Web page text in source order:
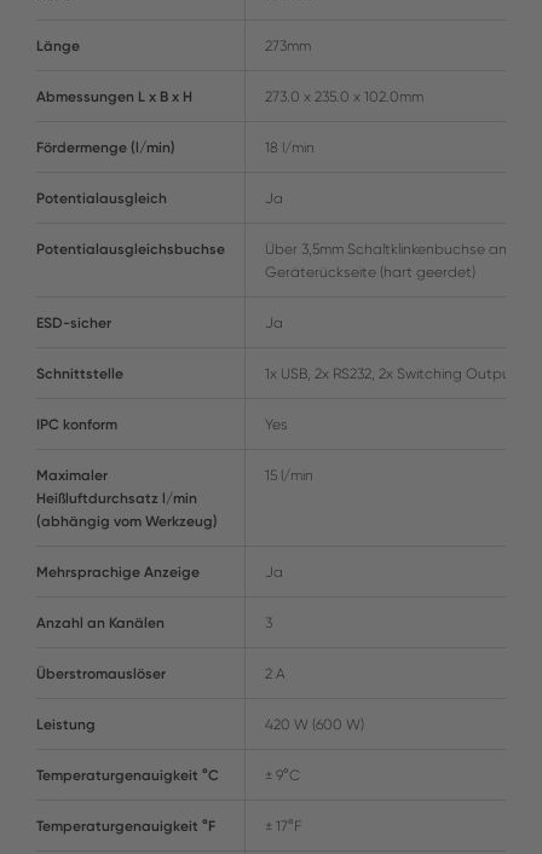
Länge 273mm
Abmessungen L x B x H 273.0 x 235.0 x 102.0mm
Fördermenge (l/min) 18 l/min
Potentialausgleich Ja
Potentialausgleichsbuchse
Über 3,5mm Schaltklinkenbuchse an der
Geräterückseite (hart geerdet)
ESD-sicher Ja
Schnittstelle 1x USB, 2x RS232, 2x Switching Output
IPC konform Yes
Maximaler
Heißluftdurchsatz l/min
(abhängig vom Werkzeug)
15 l/min
Mehrsprachige Anzeige Ja
Anzahl an Kanälen 3
Überstromauslöser 2 A
Leistung 420 W (600 W)
Temperaturgenauigkeit °C ± 9°C
Temperaturgenauigkeit °F ± 17°F